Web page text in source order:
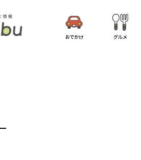
おでかけ グルメ